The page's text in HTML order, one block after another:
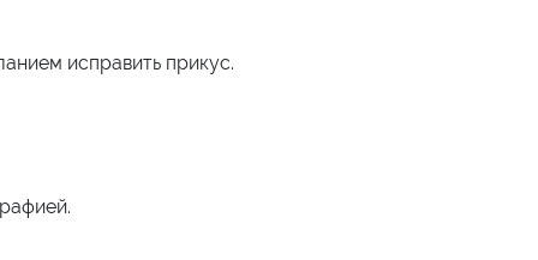
исправить прикус.